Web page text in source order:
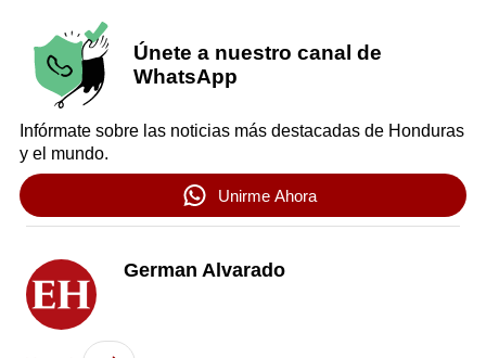
Únete a nuestro canal de
WhatsApp
Infórmate sobre las noticias más destacadas de Honduras
y el mundo.
Unirme Ahora
German Alvarado